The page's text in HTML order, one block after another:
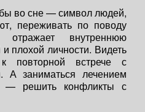
во сне — символ людей,
переживать по поводу
внутреннюю
плохой личности. Видеть
встрече с
А заниматься лечением
— решить конфликты с